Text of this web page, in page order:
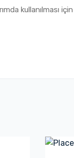
kullanılması